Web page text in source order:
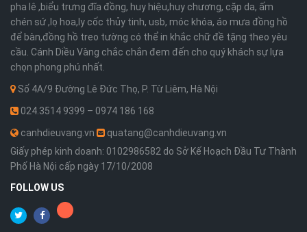
pha lê ,biểu trưng đĩa đồng, huy hiệu,huy chương, cặp da, ấm
chén sứ ,lọ hoa,ly cốc thủy tinh, usb, móc khóa, áo mưa đồng hồ
để bàn,đồng hồ treo tường có thể in khắc chữ đề tặng theo yêu
cầu. Cánh Diều Vàng chắc chắn đem đến cho quý khách sự lựa
chọn phong phú nhất.
Số 4A/9 Đường Lê Đức Thọ, P. Từ Liêm, Hà Nội
024.3514 9399 – 0974 186 168
canhdieuvang.vn
quatang@canhdieuvang.vn
Giấy phép kinh doanh: 0102986582 do Sở Kế Hoạch Đầu Tư Thành
Phố Hà Nội cấp ngày 17/10/2008
FOLLOW US